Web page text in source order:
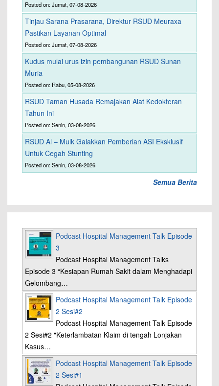
Posted on: Jumat, 07-08-2026
Tinjau Sarana Prasarana, Direktur RSUD Meuraxa
Pastikan Layanan Optimal
Posted on: Jumat, 07-08-2026
Kudus mulai urus izin pembangunan RSUD Sunan
Muria
Posted on: Rabu, 05-08-2026
RSUD Taman Husada Remajakan Alat Kedokteran
Tahun Ini
Posted on: Senin, 03-08-2026
RSUD Al – Mulk Galakkan Pemberian ASI Eksklusif
Untuk Cegah Stunting
Posted on: Senin, 03-08-2026
Semua Berita
Podcast Hospital Management Talk Episode
3
Podcast Hospital Management Talks
Episode 3 “Kesiapan Rumah Sakit dalam Menghadapi
Gelombang…
Podcast Hospital Management Talk Episode
2 Sesi#2
Podcast Hospital Management Talk Episode
2 Sesi#2 "Keterlambatan Klaim di tengah Lonjakan
Kasus…
Podcast Hospital Management Talk Episode
2 Sesi#1